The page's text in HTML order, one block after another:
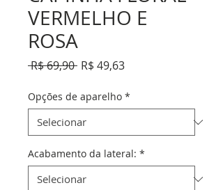
VERMELHO E
ROSA
R$ 69,90 Preço
R$ 49,63Preço
Opções de aparelho *
Acabamento da lateral: *